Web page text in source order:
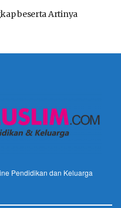
beserta Artinya
Pendidikan dan Keluarga